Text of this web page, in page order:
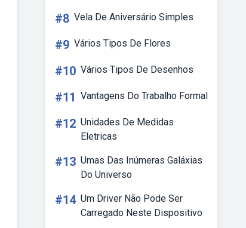
#8 Vela De Aniversário Simples
#9 Vários Tipos De Flores
#10 Vários Tipos De Desenhos
#11 Vantagens Do Trabalho Formal
#12 Unidades De Medidas
Eletricas
#13 Umas Das Inúmeras Galáxias
Do Universo
#14 Um Driver Não Pode Ser
Carregado Neste Dispositivo